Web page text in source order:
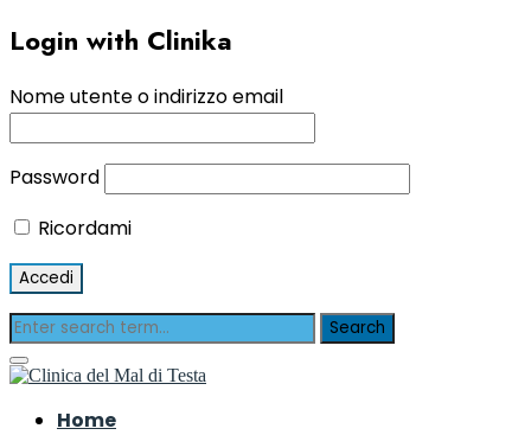
Login with Clinika
Nome utente o indirizzo email
Password
Ricordami
Home